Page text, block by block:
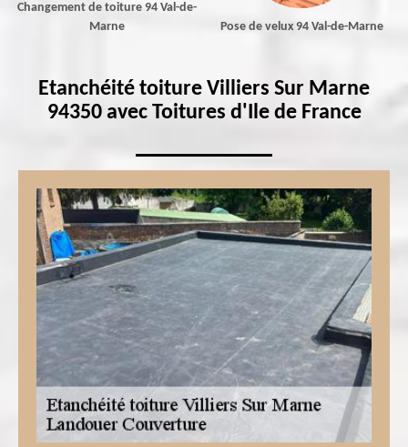
Changement de toiture 94 Val-de-
Marne
Pose de velux 94 Val-de-Marne
Etanchéité toiture Villiers Sur Marne
94350 avec Toitures d'Ile de France